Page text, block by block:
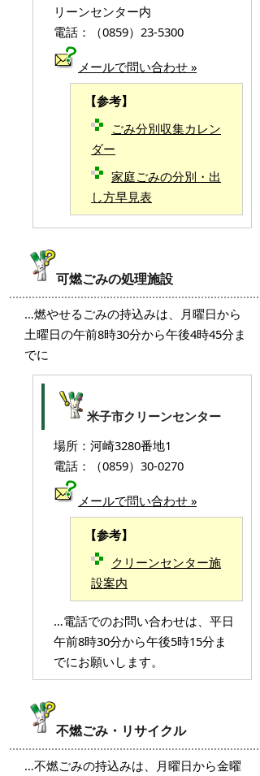
リーンセンター内
電話：（0859）23-5300
メールで問い合わせ »
【参考】
ごみ分別収集カレン
ダー
家庭ごみの分別・出
し方早見表
可燃ごみの処理施設
…燃やせるごみの持込みは、月曜日から
土曜日の午前8時30分から午後4時45分ま
でに
米子市クリーンセンター
場所：河崎3280番地1
電話：（0859）30-0270
メールで問い合わせ »
【参考】
クリーンセンター施
設案内
…電話でのお問い合わせは、平日
午前8時30分から午後5時15分ま
でにお願いします。
不燃ごみ・リサイクル
…不燃ごみの持込みは、月曜日から金曜